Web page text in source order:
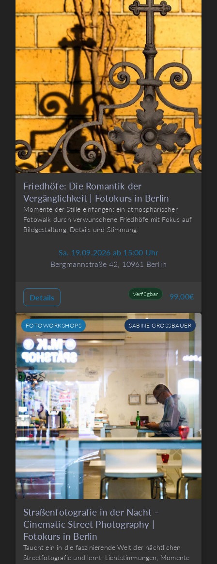
Friedhöfe: Die Romantik der
Vergänglichkeit | Fotokurs in Berlin
Momente der Stille einfangen: ein atmosphärischer
Fotowalk durch verwunschene Friedhöfe mit Fokus auf
Bildgestaltung, Details und Stimmung.
Sa. 19.09.2026 ab 15:00 Uhr
Bergmannstraße 42, 10961 Berlin
Details Verfügbar 99,00€
FOTOWORKSHOPS SABINE GROSSBAUER
Straßenfotografie in der Nacht –
Cinematic Street Photography |
Fotokurs in Berlin
Taucht ein in die faszinierende Welt der nächtlichen
Streetfotografie und lernt, Lichtstimmungen, Momente